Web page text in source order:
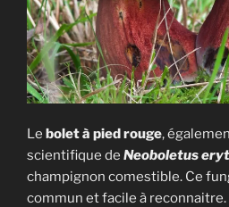
Le bolet à pied rouge,
scientifique de Neoboletus
champignon comestible. Ce
commun et facile à